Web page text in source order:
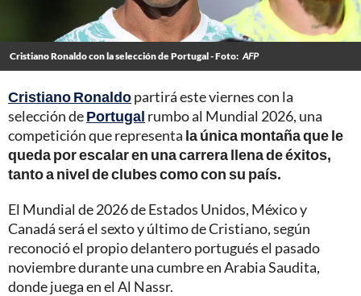
Cristiano Ronaldo con la selección de Portugal - Foto: AFP
Cristiano Ronaldopartirá este viernes con la
selección dePortugal rumbo al Mundial 2026, una
competición que representa la única montaña que le
queda por escalar en una carrera llena de éxitos,
tanto a nivel de clubes como con su país.
El Mundial de 2026 de Estados Unidos, México y
Canadá será el sexto y último de Cristiano, según
reconoció el propio delantero portugués el pasado
noviembre durante una cumbre en Arabia Saudita,
donde juega en el Al Nassr.